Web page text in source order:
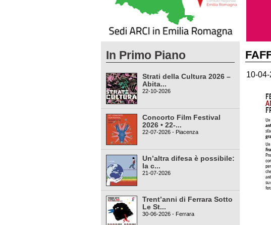
In Primo Piano
Strati della Cultura 2026 –
Abita...
22-10-2026
Concorto Film Festival
2026 • 22-...
22-07-2026 - Piacenza
Un’altra difesa è possibile:
la c...
21-07-2026
Trent’anni di Ferrara Sotto
Le St...
30-06-2026 - Ferrara
10-